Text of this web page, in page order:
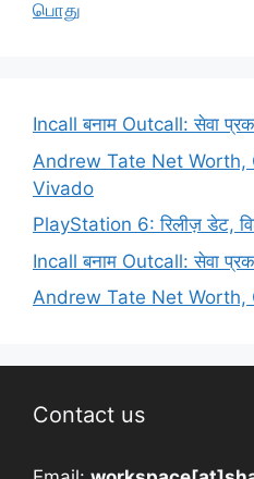
பொது
Incall बनाम Outcall: सेवा
Andrew Tate Net Worth,
Vivado
PlayStation 6: रिलीज़ डेट,
Incall बनाम Outcall: सेवा
Andrew Tate Net Worth,
Contact us